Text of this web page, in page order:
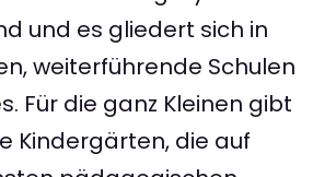
und es gliedert sich in
weiterführende Schulen
Für die ganz Kleinen gibt
Kindergärten, die auf